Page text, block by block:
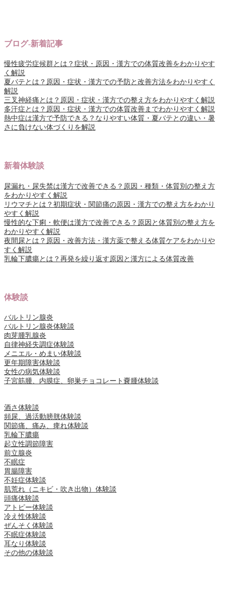
ブログ-新着記事
慢性疲労症候群とは？症状・原因・漢方での体質改善をわかりやす
く解説
夏バテとは？原因・症状・漢方での予防と改善方法をわかりやすく
解説
三叉神経痛とは？原因・症状・漢方での整え方をわかりやすく解説
多汗症とは？原因・症状・漢方での体質改善までわかりやすく解説
熱中症は漢方で予防できる？なりやすい体質・夏バテとの違い・暑
さに負けない体づくりを解説
新着体験談
尿漏れ・尿失禁は漢方で改善できる？原因・種類・体質別の整え方
をわかりやすく解説
リウマチとは？初期症状・関節痛の原因・漢方での整え方をわかり
やすく解説
慢性的な下痢・軟便は漢方で改善できる？原因と体質別の整え方を
わかりやすく解説
夜間尿とは？原因・改善方法・漢方薬で整える体質ケアをわかりや
すく解説
乳輪下膿瘍とは？再発を繰り返す原因と漢方による体質改善
体験談
バルトリン腺炎
バルトリン腺炎体験談
肉芽腫乳腺炎
自律神経失調症体験談
メニエル・めまい体験談
更年期障害体験談
女性の病気体験談
子宮筋腫、内膜症、卵巣チョコレート嚢腫体験談
酒さ体験談
頻尿、過活動膀胱体験談
関節痛、痛み、痺れ体験談
乳輪下膿瘍
起立性調節障害
前立腺炎
不眠症
胃腸障害
不妊症体験談
肌荒れ（ニキビ・吹き出物）体験談
頭痛体験談
アトピー体験談
冷え性体験談
ぜんそく体験談
不眠症体験談
耳なり体験談
その他の体験談